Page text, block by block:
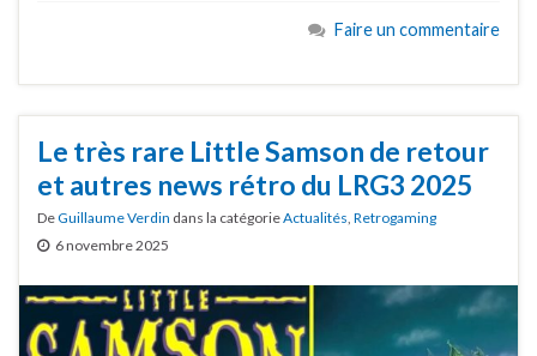
Faire un commentaire
Le très rare Little Samson de retour
et autres news rétro du LRG3 2025
DeGuillaume Verdin dans la catégorieActualités Retrogaming
6 novembre 2025